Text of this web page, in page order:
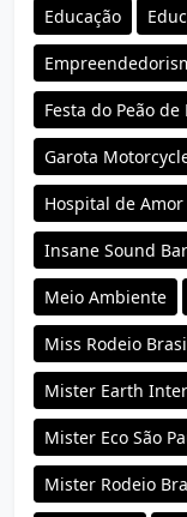
Educação
Festa do Peão de
Garota
Hospital de Amor
Insane Sound
Meio Ambiente
Miss Rodeio
Mister Earth
Mister Eco São
Mister Rodeio